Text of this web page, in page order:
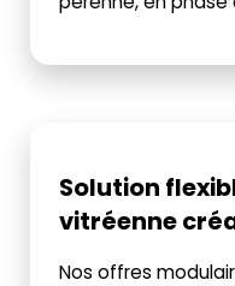
Solution
vitréenne
Nos offres